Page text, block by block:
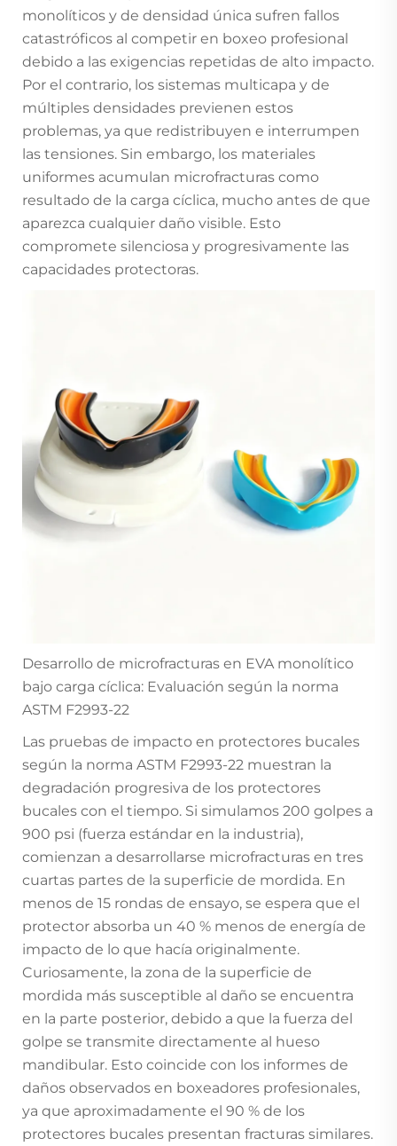
monolíticos y de densidad única sufren fallos
catastróficos al competir en boxeo profesional
debido a las exigencias repetidas de alto impacto.
Por el contrario, los sistemas multicapa y de
múltiples densidades previenen estos
problemas, ya que redistribuyen e interrumpen
las tensiones. Sin embargo, los materiales
uniformes acumulan microfracturas como
resultado de la carga cíclica, mucho antes de que
aparezca cualquier daño visible. Esto
compromete silenciosa y progresivamente las
capacidades protectoras.
Desarrollo de microfracturas en EVA monolítico
bajo carga cíclica: Evaluación según la norma
ASTM F2993-22
Las pruebas de impacto en protectores bucales
según la norma ASTM F2993-22 muestran la
degradación progresiva de los protectores
bucales con el tiempo. Si simulamos 200 golpes a
900 psi (fuerza estándar en la industria),
comienzan a desarrollarse microfracturas en tres
cuartas partes de la superficie de mordida. En
menos de 15 rondas de ensayo, se espera que el
protector absorba un 40 % menos de energía de
impacto de lo que hacía originalmente.
Curiosamente, la zona de la superficie de
mordida más susceptible al daño se encuentra
en la parte posterior, debido a que la fuerza del
golpe se transmite directamente al hueso
mandibular. Esto coincide con los informes de
daños observados en boxeadores profesionales,
ya que aproximadamente el 90 % de los
protectores bucales presentan fracturas similares.